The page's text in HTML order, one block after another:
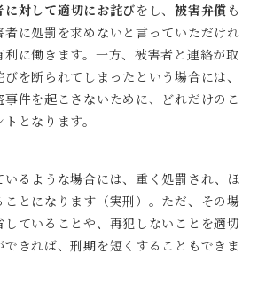
に対して適切にお詫びをし、被害弁償 も
者に処罰を求めないと言っていただけれ
に働きます。一方、被害者と連絡が取
を断られてしまったという場合には、
件を起こさないために、どれだけのこ
となります。
るような場合には、重く処罰され、ほ
とになります（実刑）。ただ、その場
ていることや、再犯しないことを適切
きれば、刑期を短くすることもできま